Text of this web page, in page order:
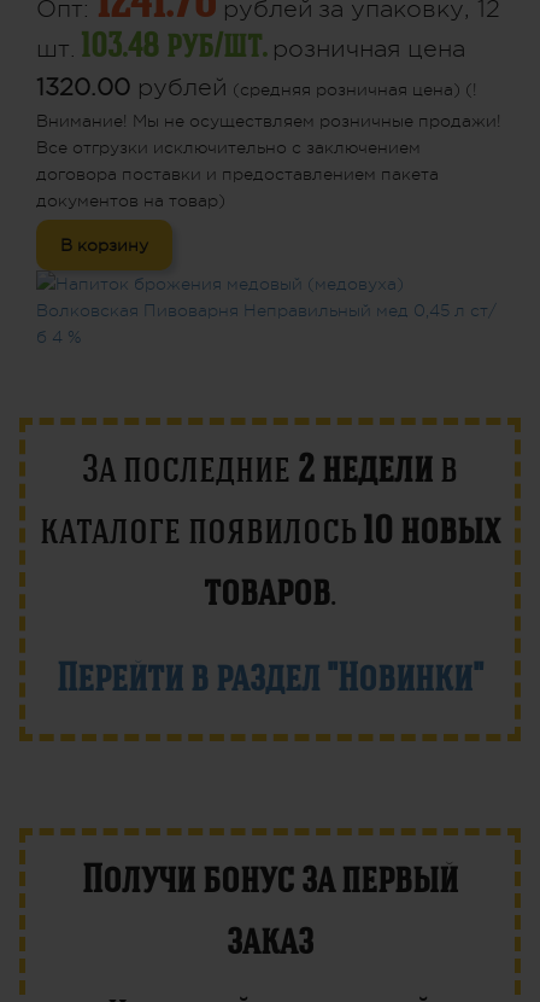
Опт: рублей за упаковку, 12
шт. 103.48 руб/шт. розничная цена
1320.00 рублей (средняя розничная цена) (!
Внимание! Мы не осуществляем розничные продажи!
Все отгрузки исключительно с заключением
договора поставки и предоставлением пакета
документов на товар)
В корзину
За последние 2 недели в
каталоге появилось 10 новых
товаров.
Перейти в раздел "Новинки"
Получи бонус за первый
заказ